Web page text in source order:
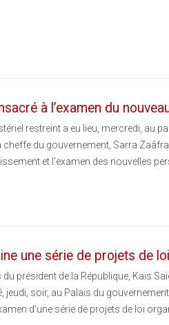
à l’examen du
restreint a eu lieu, mercredi, au
cheffe du gouvernement, Sarra
et l'examen des nouvelles
une série de projets de
président de la République, Kaïs
jeudi, soir, au Palais du
d'une série de projets de loi